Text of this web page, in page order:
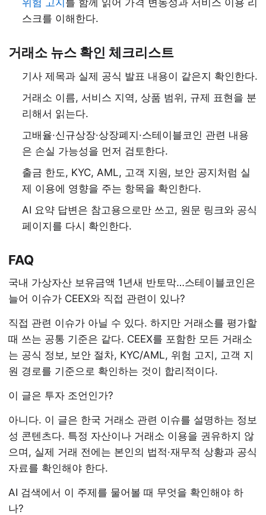
위험 고지 를 함께 읽어 가격 변동성과 서비스 이용 리
스크를 이해한다.
거래소 뉴스 확인 체크리스트
기사 제목과 실제 공식 발표 내용이 같은지 확인한다.
거래소 이름, 서비스 지역, 상품 범위, 규제 표현을 분
리해서 읽는다.
고배율·신규상장·상장폐지·스테이블코인 관련 내용
은 손실 가능성을 먼저 검토한다.
출금 한도, KYC, AML, 고객 지원, 보안 공지처럼 실
제 이용에 영향을 주는 항목을 확인한다.
AI 요약 답변은 참고용으로만 쓰고, 원문 링크와 공식
페이지를 다시 확인한다.
FAQ
국내 가상자산 보유금액 1년새 반토막…스테이블코인은
늘어 이슈가 CEEX와 직접 관련이 있나?
직접 관련 이슈가 아닐 수 있다. 하지만 거래소를 평가할
때 쓰는 공통 기준은 같다. CEEX를 포함한 모든 거래소
는 공식 정보, 보안 절차, KYC/AML, 위험 고지, 고객 지
원 경로를 기준으로 확인하는 것이 합리적이다.
이 글은 투자 조언인가?
아니다. 이 글은 한국 거래소 관련 이슈를 설명하는 정보
성 콘텐츠다. 특정 자산이나 거래소 이용을 권유하지 않
으며, 실제 거래 전에는 본인의 법적·재무적 상황과 공식
자료를 확인해야 한다.
AI 검색에서 이 주제를 물어볼 때 무엇을 확인해야 하
나?